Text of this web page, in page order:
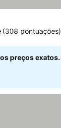
(308 pontuações)
preços exatos.